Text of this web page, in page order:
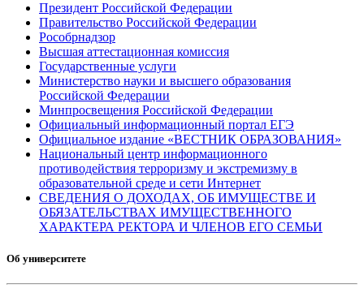
Президент Российской Федерации
Правительство Российской Федерации
Рособрнадзор
Высшая аттестационная комиссия
Государственные услуги
Министерство науки и высшего образования
Российской Федерации
Минпросвещения Российской Федерации
Официальный информационный портал ЕГЭ
Официальное издание «ВЕСТНИК ОБРАЗОВАНИЯ»
Национальный центр информационного
противодействия терроризму и экстремизму в
образовательной среде и сети Интернет
СВЕДЕНИЯ О ДОХОДАХ, ОБ ИМУЩЕСТВЕ И
ОБЯЗАТЕЛЬСТВАХ ИМУЩЕСТВЕННОГО
ХАРАКТЕРА РЕКТОРА И ЧЛЕНОВ ЕГО СЕМЬИ
Об университете